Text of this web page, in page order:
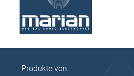
Produkte von